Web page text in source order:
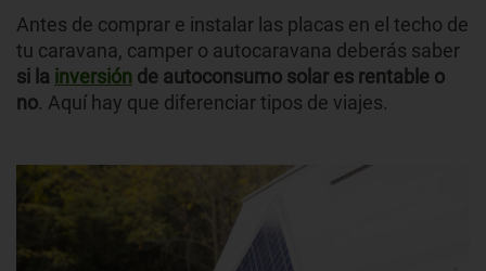
Antes de comprar e instalar las placas en el techo de
tu caravana, camper o autocaravana deberás saber
si la inversión de autoconsumo solar es rentable o
no. Aquí hay que diferenciar tipos de viajes.